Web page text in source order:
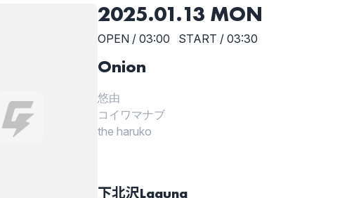
2025.01.13 MON
OPEN / 03:00 START / 03:30
Onion
悠由
コイワマナブ
the haruko
下北沢Laguna